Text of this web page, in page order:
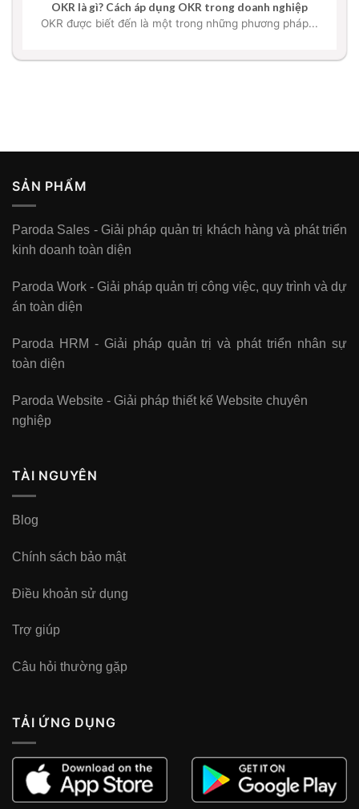
OKR là gì? Cách áp dụng OKR trong doanh nghiệp
OKR được biết đến là một trong những phương pháp...
SẢN PHẨM
Paroda Sales - Giải pháp quản trị khách hàng và phát triển
kinh doanh toàn diện
Paroda Work - Giải pháp quản trị công việc, quy trình và dự
án toàn diện
Paroda HRM - Giải pháp quản trị và phát triển nhân sự
toàn diện
Paroda Website - Giải pháp thiết kế Website chuyên
nghiệp
TÀI NGUYÊN
Blog
Chính sách bảo mật
Điều khoản sử dụng
Trợ giúp
Câu hỏi thường gặp
TẢI ỨNG DỤNG